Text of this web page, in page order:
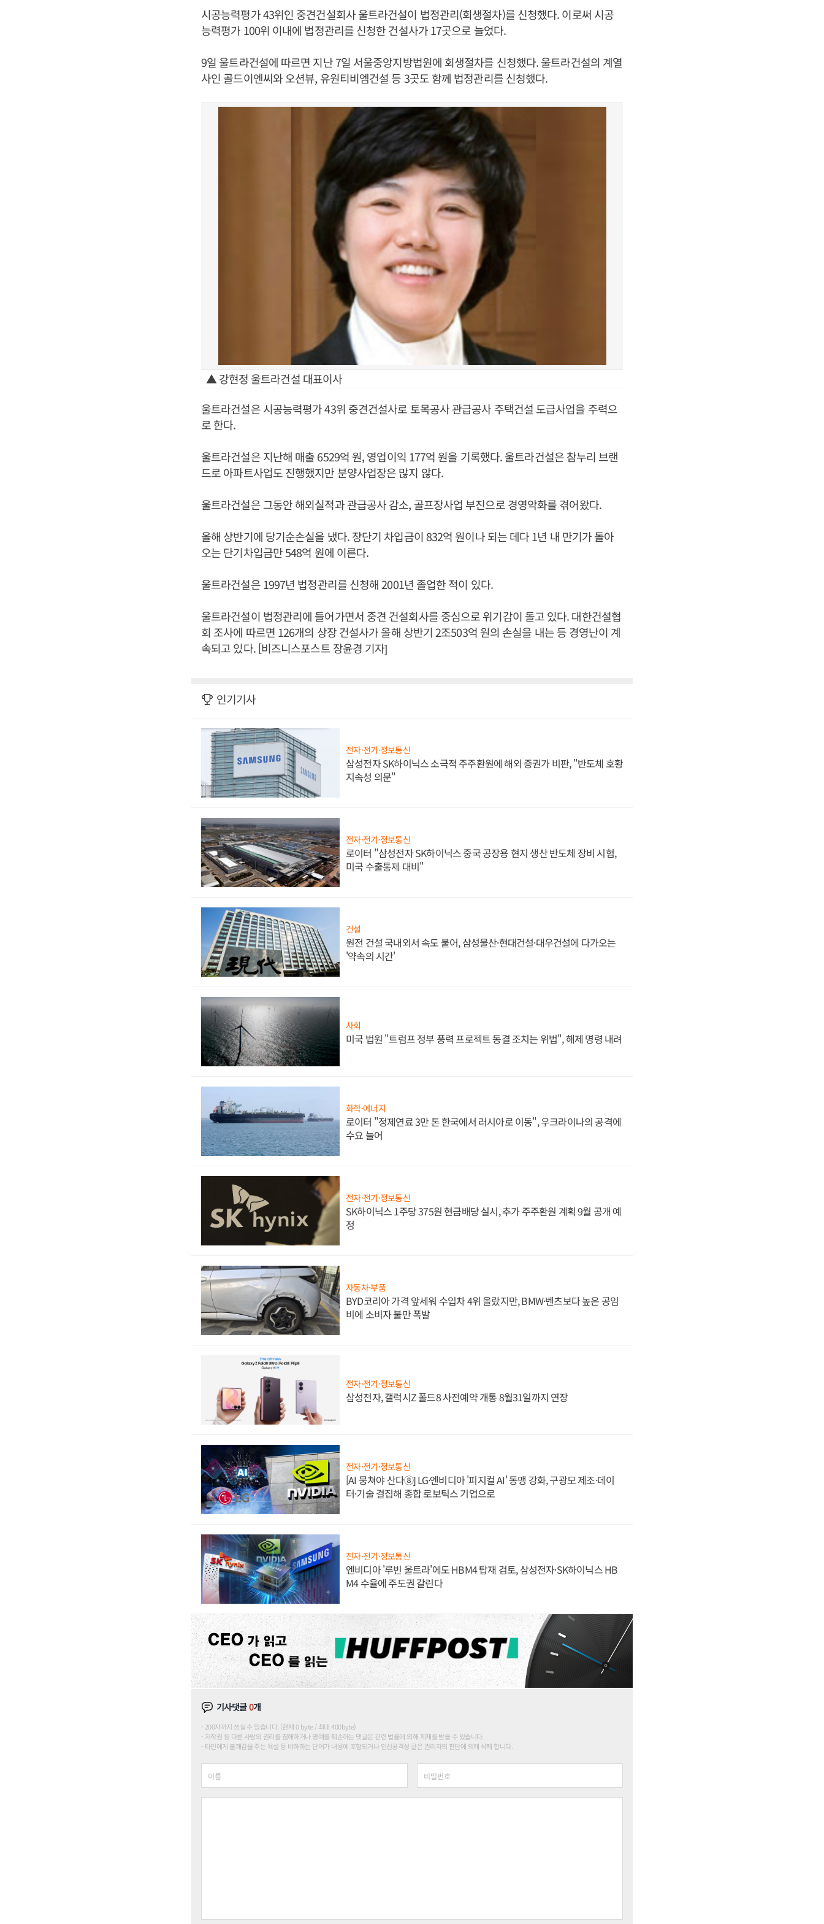
시공능력평가 43위인 중견건설회사 울트라건설이 법정관리(회생절차)를 신청했다. 이로써 시공
능력평가 100위 이내에 법정관리를 신청한 건설사가 17곳으로 늘었다.
9일 울트라건설에 따르면 지난 7일 서울중앙지방법원에 회생절차를 신청했다. 울트라건설의 계열
사인 골드이엔씨와 오션뷰, 유원티비엠건설 등 3곳도 함께 법정관리를 신청했다.
▲ 강현정 울트라건설 대표이사
울트라건설은 시공능력평가 43위 중견건설사로 토목공사 관급공사 주택건설 도급사업을 주력으
로 한다.
울트라건설은 지난해 매출 6529억 원, 영업이익 177억 원을 기록했다. 울트라건설은 참누리 브랜
드로 아파트사업도 진행했지만 분양사업장은 많지 않다.
울트라건설은 그동안 해외실적과 관급공사 감소, 골프장사업 부진으로 경영악화를 겪어왔다.
올해 상반기에 당기순손실을 냈다. 장단기 차입금이 832억 원이나 되는 데다 1년 내 만기가 돌아
오는 단기차입금만 548억 원에 이른다.
울트라건설은 1997년 법정관리를 신청해 2001년 졸업한 적이 있다.
울트라건설이 법정관리에 들어가면서 중견 건설회사를 중심으로 위기감이 돌고 있다. 대한건설협
회 조사에 따르면 126개의 상장 건설사가 올해 상반기 2조503억 원의 손실을 내는 등 경영난이 계
속되고 있다. [비즈니스포스트 장윤경 기자]
인기기사
전자·전기·정보통신
삼성전자 SK하이닉스 소극적 주주환원에 해외 증권가 비판, "반도체 호황
지속성 의문"
전자·전기·정보통신
로이터 "삼성전자 SK하이닉스 중국 공장용 현지 생산 반도체 장비 시험,
미국 수출통제 대비"
건설
원전 건설 국내외서 속도 붙어, 삼성물산·현대건설·대우건설에 다가오는
'약속의 시간'
사회
미국 법원 "트럼프 정부 풍력 프로젝트 동결 조치는 위법", 해제 명령 내려
화학·에너지
로이터 "정제연료 3만 톤 한국에서 러시아로 이동", 우크라이나의 공격에
수요 늘어
전자·전기·정보통신
SK하이닉스 1주당 375원 현금배당 실시, 추가 주주환원 계획 9월 공개 예
정
자동차·부품
BYD코리아 가격 앞세워 수입차 4위 올랐지만, BMW·벤츠보다 높은 공임
비에 소비자 불만 폭발
전자·전기·정보통신
삼성전자, 갤럭시Z 폴드8 사전예약 개통 8월31일까지 연장
전자·전기·정보통신
[AI 뭉쳐야 산다⑧] LG·엔비디아 '피지컬 AI' 동맹 강화, 구광모 제조·데이
터·기술 결집해 종합 로보틱스 기업으로
전자·전기·정보통신
엔비디아 '루빈 울트라'에도 HBM4 탑재 검토, 삼성전자·SK하이닉스 HB
M4 수율에 주도권 갈린다
기사댓글0개
200자까지 쓰실 수 있습니다. (현재 0 byte / 최대 400byte)
저작권 등 다른 사람의 권리를 침해하거나 명예를 훼손하는 댓글은 관련 법률에 의해 제재를 받을 수 있습니다.
타인에게 불쾌감을 주는 욕설 등 비하하는 단어가 내용에 포함되거나 인신공격성 글은 관리자의 판단에 의해 삭제 합니다.